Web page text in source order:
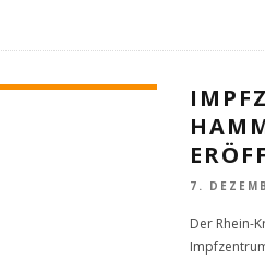
7.
Der Rhein-